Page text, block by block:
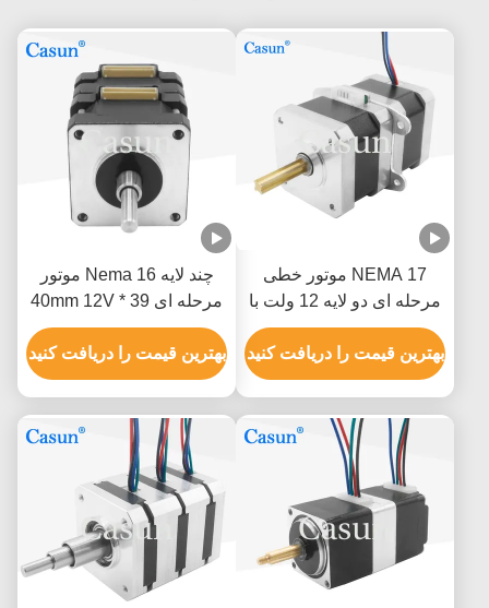
NEMA 17 موتور خطی
مرحله ای دو لایه 12 ولت با
موقعیت دقیق
بهترین قیمت را دریافت کنید
چند لایه Nema 16 موتور
مرحله ای 39 * 40mm 12V
برای گواهینامه CE دستگاه
پزشکی
بهترین قیمت را دریافت کنید